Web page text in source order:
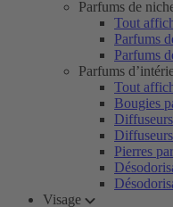
Parfums de
Tout
Parfums
Parfums
Parfums
Tout
Bougies
Pierres
Visage